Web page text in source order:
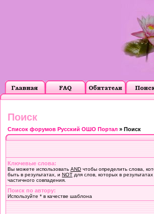
Поиск
Список форумов Русский ОШО Портал » Поиск
Ключевые слова:
Вы можете использовать AND чтобы определить слова,
быть в результатах, и NOT для слов, которых в
частичного совпадения.
Поиск по автору:
Используйте * в качестве шаблона